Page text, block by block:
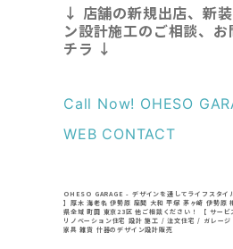
↓ 店舗の新規出店、新
ン設計施工のご相談、
チラ ↓
Call Now! OHESO
WEB CONTACT
OHESO GARAGE - デザインを通してライフスタイ
】厚木 海老名 伊勢原 座間 大和 平塚 茅ヶ崎 伊勢原
県全域 町田 東京23区 他ご相談ください！ 【 サー
リノベーション住宅 設計 施工 / 注文住宅 / ガレー
家具 雑貨 什器のデザイン設計販売